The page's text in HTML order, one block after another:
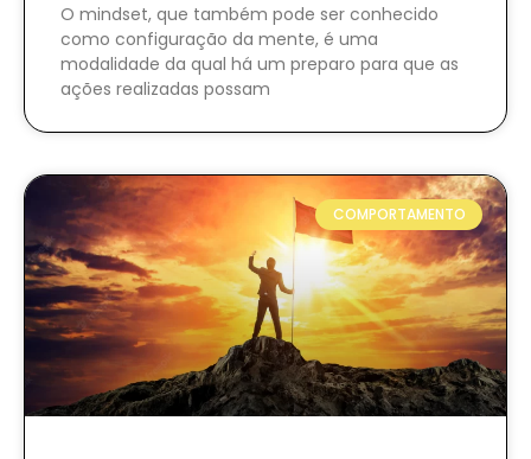
O mindset, que também pode ser conhecido
como configuração da mente, é uma
modalidade da qual há um preparo para que as
ações realizadas possam
COMPORTAMENTO